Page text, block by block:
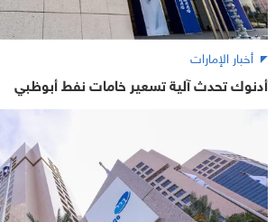
أخبار الإمارات
أدنوك تحدث آلية تسعير خامات نفط أبوظبي